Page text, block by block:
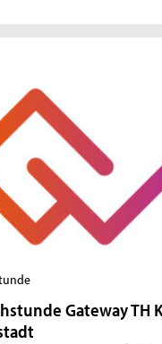
Gateway TH